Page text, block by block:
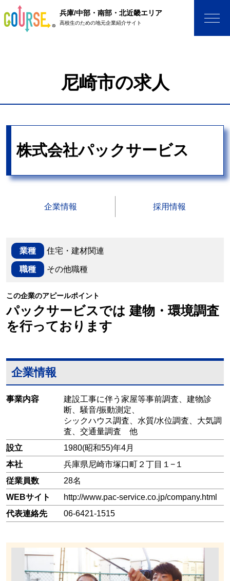
兵庫/中部・南部・北近畿エリア
高校生のための地元企業紹介サイト
尼崎市の求人
株式会社パックサービス
企業情報 採用情報
業種 住宅・建材関連
職種 その他職種
この企業のアピールポイント
パックサービスでは 建物・環境調査
を行っております
企業情報
事業内容
建設工事に伴う家屋等事前調査、建物診
断、騒音/振動測定、
シックハウス調査、水質/水位調査、大気調
査、交通量調査 他
設立
1980(昭和55)年4月
本社
兵庫県尼崎市塚口町２丁目１−１
従業員数
28名
WEBサイト
http://www.pac-service.co.jp/company.html
代表連絡先
06-6421-1515